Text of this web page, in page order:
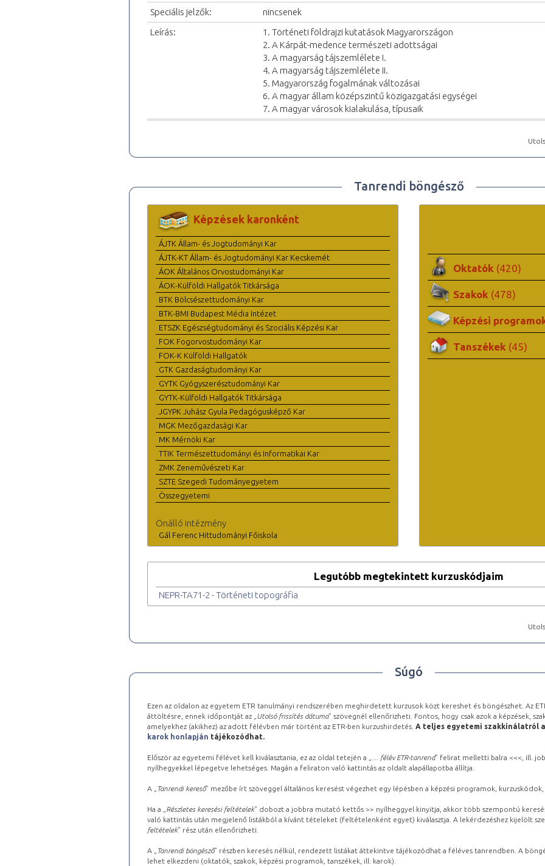
Speciális jelzők:
nincsenek
Leírás:
1. Történeti földrajzi kutatások Magyarországon
2. A Kárpát-medence természeti adottságai
3. A magyarság tájszemlélete I.
4. A magyarság tájszemlélete II.
5. Magyarország fogalmának változásai
6. A magyar állam középszintű közigazgatási egységei
7. A magyar városok kialakulása, típusaik
Tanrendi böngésző
Képzések karonként
ÁJTK Állam- és Jogtudományi Kar
ÁJTK-KT Állam- és Jogtudományi Kar Kecskemét
ÁOK Általános Orvostudományi Kar
ÁOK-Külföldi Hallgatók Titkársága
BTK Bölcsészettudományi Kar
BTK-BMI Budapest Média Intézet
ETSZK Egészségtudományi és Szociális Képzési Kar
FOK Fogorvostudományi Kar
FOK-K Külföldi Hallgatók
GTK Gazdaságtudományi Kar
GYTK Gyógyszerésztudományi Kar
GYTK-Külföldi Hallgatók Titkársága
JGYPK Juhász Gyula Pedagógusképző Kar
MGK Mezőgazdasági Kar
MK Mérnöki Kar
TTIK Természettudományi és Informatikai Kar
ZMK Zeneművészeti Kar
SZTE Szegedi Tudományegyetem
Összegyetemi
Önálló intézmény
Gál Ferenc Hittudományi Főiskola
Oktatók (420)
Szakok (478)
Képzési
Tanszékek (45)
Legutóbb megtekintett kurzuskódjaim
NEPR-TA71-2 - Történeti topográfia
Súgó
Ezen az oldalon az egyetem ETR tanulmányi rendszerében meghirdetett kurzusok közt kereshet és böngészhet. Az
áttöltésre, ennek időpontját az „ Utolsó frissítés dátuma” szövegnél ellenőrizheti. Fontos, hogy csak azok a képzések,
amelyekhez (akikhez) az adott félévben már történt az ETR-ben kurzushirdetés. A teljes egyetemi szakkínálatról a
karok honlapján tájékozódhat.
Először az egyetemi félévet kell kiválasztania, ez az oldal tetején a „ … félév ETR-tanrend” felirat melletti balra <<<, ill.
nyílhegyekkel lépegetve lehetséges. Magán a feliraton való kattintás az oldalt alapállapotba állítja.
A „ Tanrendi kereső” mezőbe írt szöveggel általános keresést végezhet egy lépésben a képzési programok,
Ha a „ Részletes keresési feltételek” dobozt a jobbra mutató kettős >> nyílheggyel kinyitja, akkor több szempontú
való kattintás után megjelenő listákból a kívánt tételeket (feltételenként egyet) kiválasztja. A lekérdezéshez kijelölt
feltételek” rész után ellenőrizheti.
A „ Tanrendi böngésző” részben keresés nélkül, rendezett listákat áttekintve tájékozódhat a féléves tanrendben. A
lehet elkezdeni (oktatók, szakok, képzési programok, tanszékek, ill. karok).